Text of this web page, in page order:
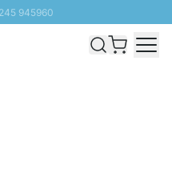
945960
gratuite dès 100€